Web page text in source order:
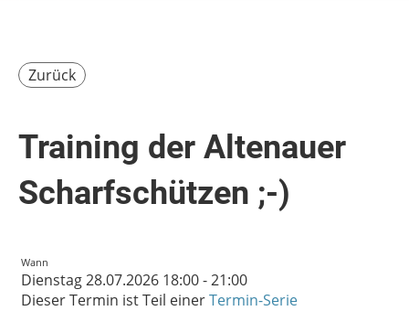
Zurück
Training der Altenauer
Scharfschützen ;-)
Wann
Dienstag 28.07.2026 18:00 - 21:00
Dieser Termin ist Teil einerTermin-Serie